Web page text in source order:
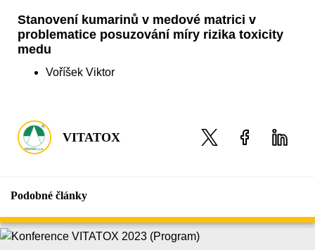
Stanovení kumarinů v medové matrici v
problematice posuzování míry rizika toxicity
medu
Voříšek Viktor
VITATOX
Podobné články